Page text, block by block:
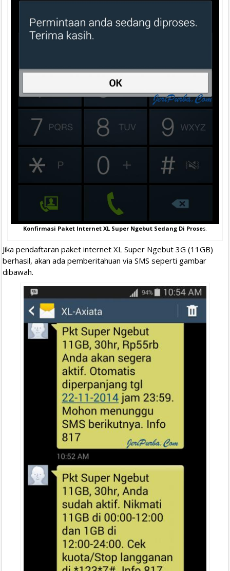
Konfirmasi Paket Internet XL Super Ngebut Sedang Di Proses.
Jika pendaftaran paket internet XL Super Ngebut 3G (11GB)
berhasil, akan ada pemberitahuan via SMS seperti gambar
dibawah.